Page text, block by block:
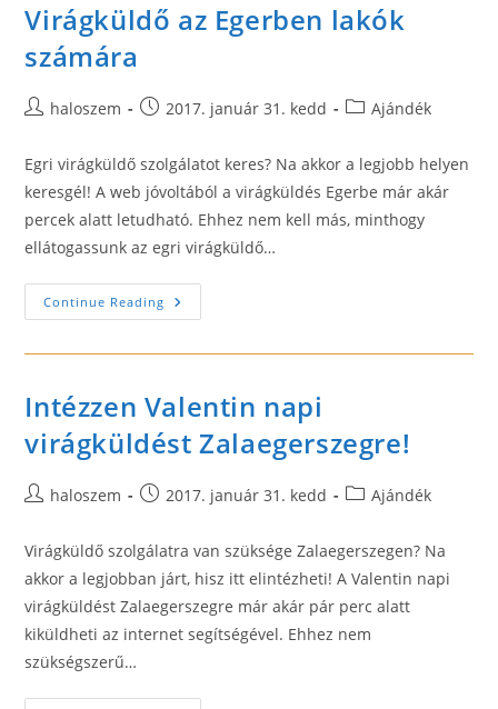
Virágküldő az Egerben lakók
számára
Posthaloszem
Post2017. január 31. kedd
PostAjándék
Egri virágküldő szolgálatot keres? Na akkor a legjobb helyen
keresgél! A web jóvoltából a virágküldés Egerbe már akár
percek alatt letudható. Ehhez nem kell más, minthogy
ellátogassunk az egri virágküldő…
Continue Reading Virágküldő
Az
Lakók
Intézzen Valentin napi
virágküldést Zalaegerszegre!
Posthaloszem
Post2017. január 31. kedd
PostAjándék
Virágküldő szolgálatra van szüksége Zalaegerszegen? Na
akkor a legjobban járt, hisz itt elintézheti! A Valentin napi
virágküldést Zalaegerszegre már akár pár perc alatt
kiküldheti az internet segítségével. Ehhez nem
szükségszerű…